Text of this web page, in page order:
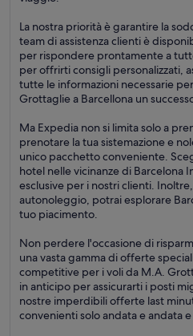
La nostra priorità è garantire la
team di assistenza clienti è
per rispondere prontamente a
per offrirti consigli personalizzati,
tutte le informazioni necessarie
Grottaglie a Barcellona un
Ma Expedia non si limita solo a
prenotare la tua sistemazione e
unico pacchetto conveniente.
hotel nelle vicinanze di
esclusive per i nostri clienti.
autonoleggio, potrai esplorare
tuo piacimento.
Non perdere l'occasione di
una vasta gamma di offerte
competitive per i voli da M.A.
in anticipo per assicurarti i posti
nostre imperdibili offerte last
convenienti solo andata e andata